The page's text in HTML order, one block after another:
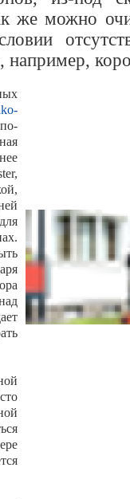
же можно
например,